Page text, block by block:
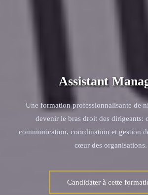
Assistant
Une formation professionnalisante de
devenir le bras droit des dirigeants:
communication, coordination et gestion
cœur des organisations.
Candidater à cette